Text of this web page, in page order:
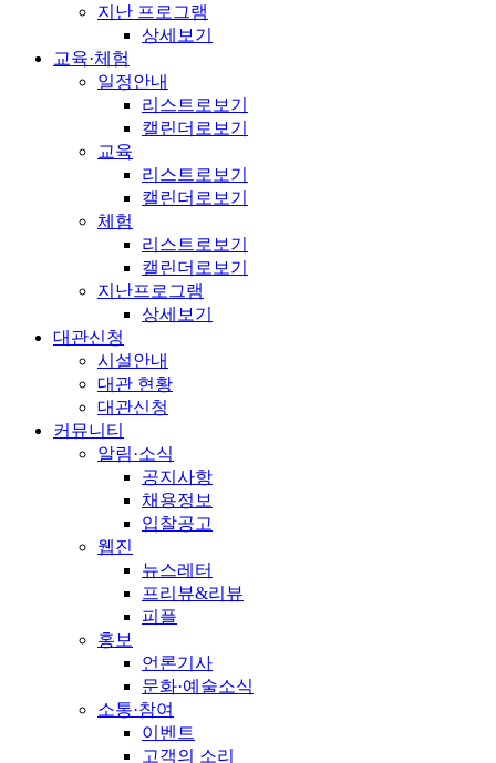
지난 프로그램
상세보기
교육·체험
일정안내
리스트로보기
캘린더로보기
교육
리스트로보기
캘린더로보기
체험
리스트로보기
캘린더로보기
지난프로그램
상세보기
대관신청
시설안내
대관 현황
대관신청
커뮤니티
알림·소식
공지사항
채용정보
입찰공고
웹진
뉴스레터
프리뷰&리뷰
피플
홍보
언론기사
문화·예술소식
소통·참여
이벤트
고객의 소리